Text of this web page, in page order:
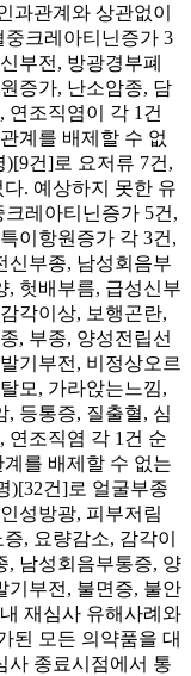
과관계와 상관없이
중크레아티닌증가 3
부전, 방광경부폐
증가, 난소암종, 담
연조직염이 각 1건
계를 배제할 수 없
)[9건]로 요저류 7건,
. 예상하지 못한 유
크레아티닌증가 5건,
이항원증가 각 3건,
신부종, 남성회음부
, 헛배부름, 급성신부
각이상, 보행곤란,
, 부종, 양성전립선
기부전, 비정상오르
모, 가라앉는느낌,
, 등통증, 질출혈, 심
연조직염 각 1건 순
를 배제할 수 없는
)[32건]로 얼굴부종
성방광, 피부저림
, 요량감소, 감각이
, 남성회음부통증, 양
기부전, 불면증, 불안
재심사 유해사례와
된 모든 의약품을 대
사 종료시점에서 통